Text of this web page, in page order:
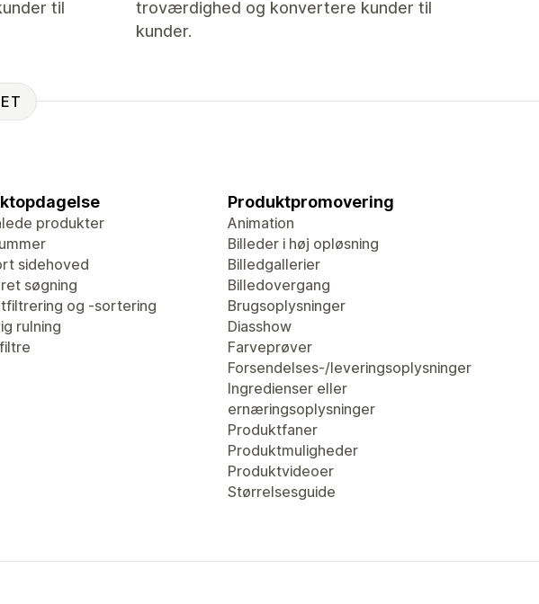
til
troværdighed og konvertere kunder til
kunder.
produkter
sidehoved
søgning
og -sortering
rulning
Produktpromovering
Animation
Billeder i høj opløsning
Billedgallerier
Billedovergang
Brugsoplysninger
Diasshow
Farveprøver
Forsendelses-/leveringsoplysninger
Ingredienser eller
ernæringsoplysninger
Produktfaner
Produktmuligheder
Produktvideoer
Størrelsesguide